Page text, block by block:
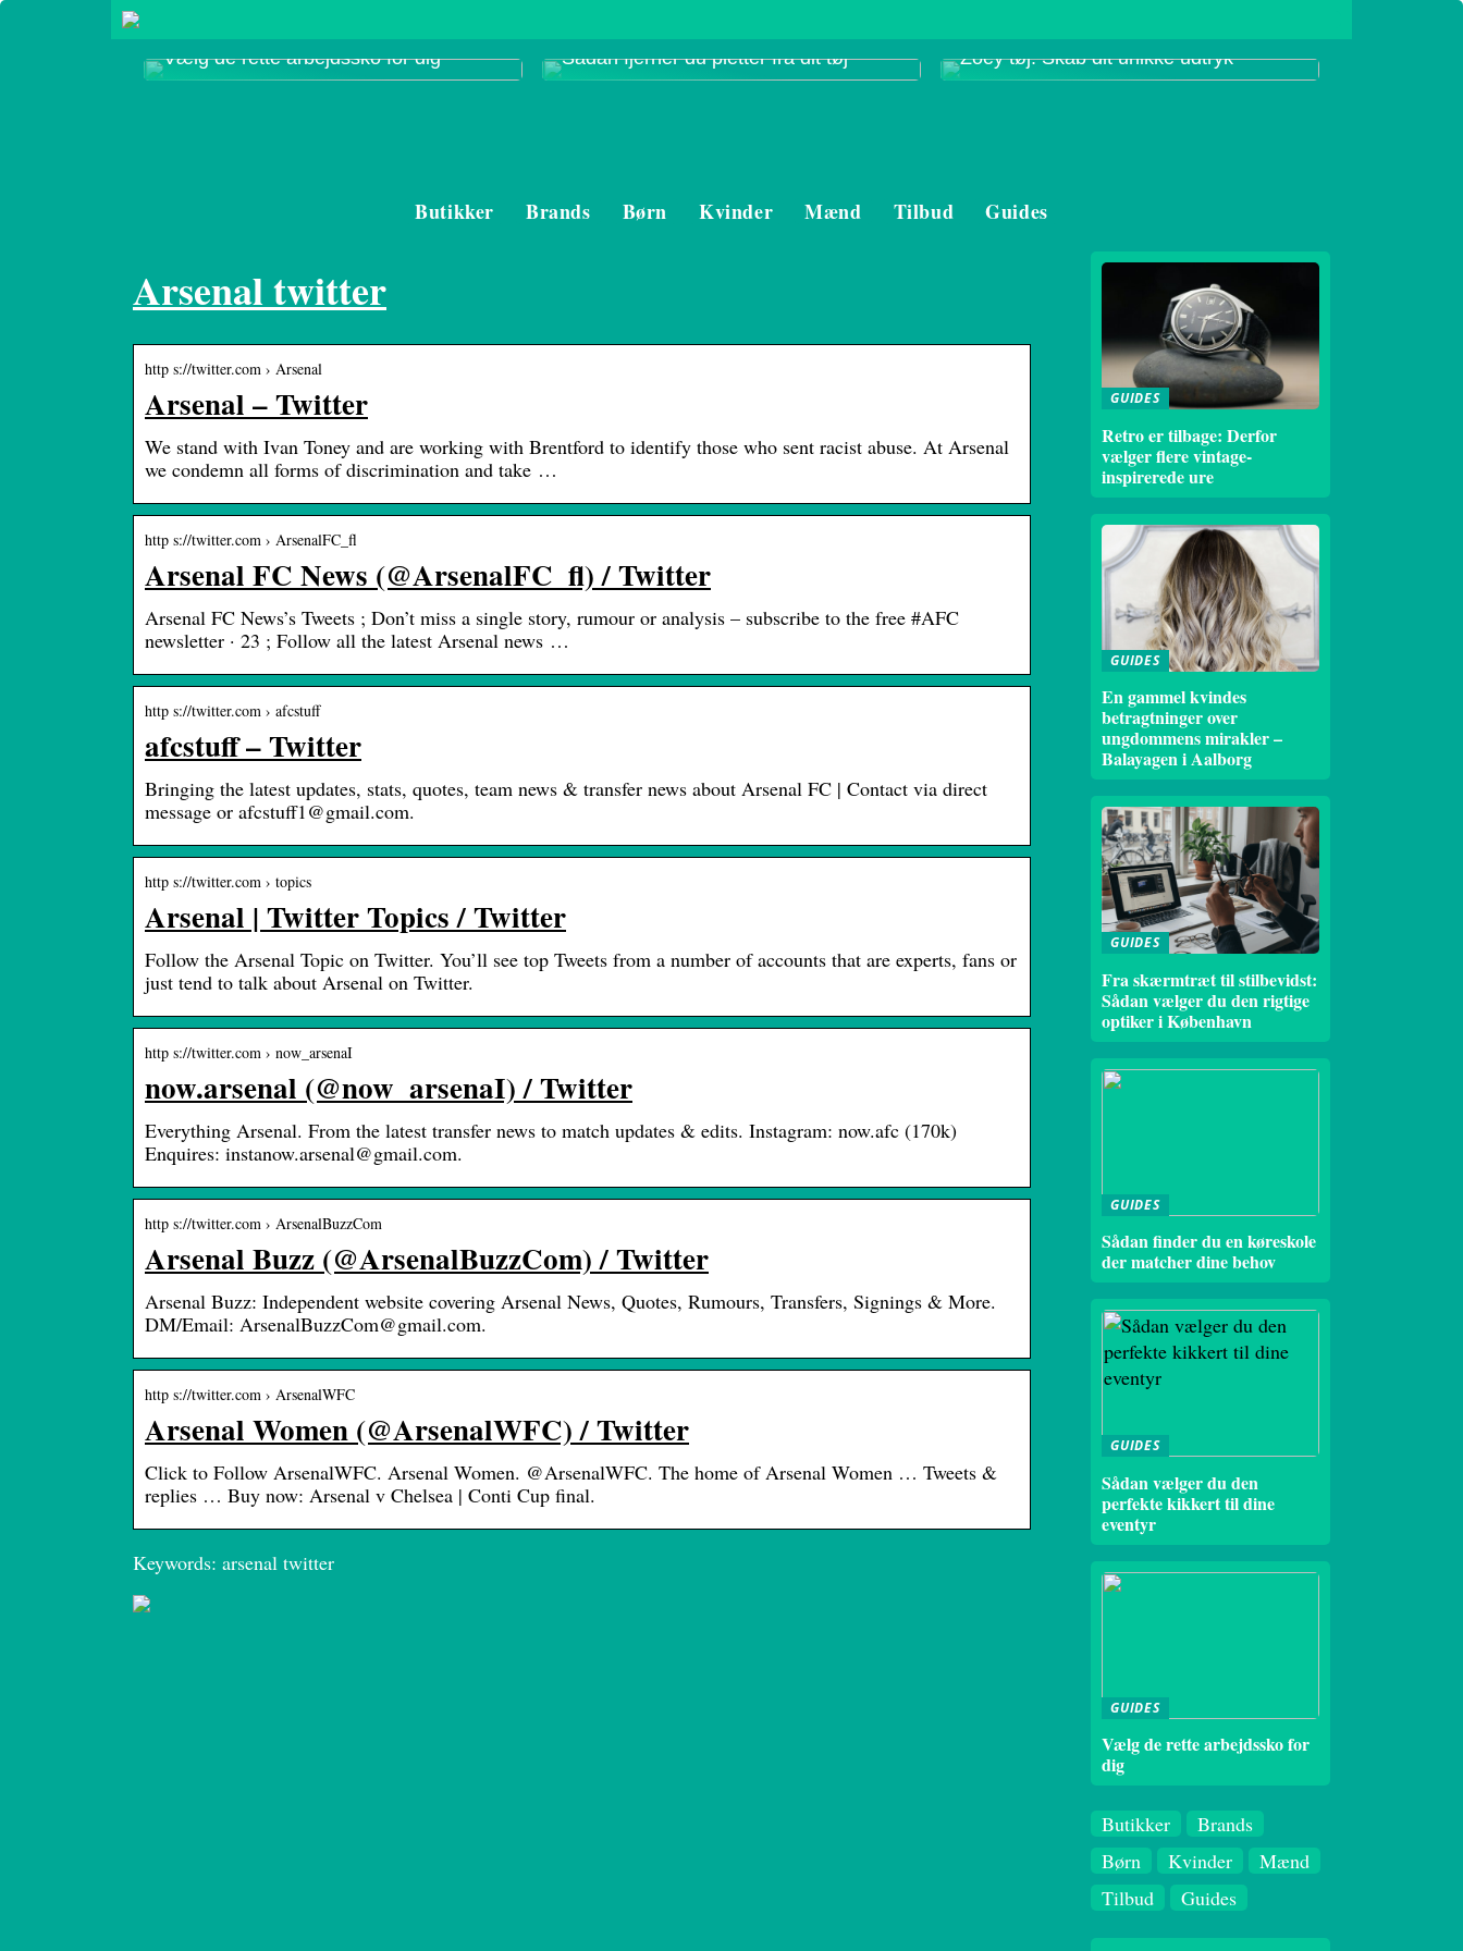
Vælg de rette arbejdssko for dig Sådan fjerner du pletter fra dit tøj Zoey tøj: Skab dit unikke udtryk
Butikker Brands Børn Kvinder Mænd Tilbud Guides
Arsenal twitter
http s://twitter.com › Arsenal
Arsenal – Twitter
We stand with Ivan Toney and are working with Brentford to identify those who sent racist abuse. At Arsenal
we condemn all forms of discrimination and take …
http s://twitter.com › ArsenalFC_fl
Arsenal FC News (@ArsenalFC_fl) / Twitter
Arsenal FC News’s Tweets ; Don’t miss a single story, rumour or analysis – subscribe to the free #AFC
newsletter · 23 ; Follow all the latest Arsenal news …
http s://twitter.com › afcstuff
afcstuff – Twitter
Bringing the latest updates, stats, quotes, team news & transfer news about Arsenal FC | Contact via direct
message or afcstuff1@gmail.com.
http s://twitter.com › topics
Arsenal | Twitter Topics / Twitter
Follow the Arsenal Topic on Twitter. You’ll see top Tweets from a number of accounts that are experts, fans or
just tend to talk about Arsenal on Twitter.
http s://twitter.com › now_arsenaI
now.arsenal (@now_arsenaI) / Twitter
Everything Arsenal. From the latest transfer news to match updates & edits. Instagram: now.afc (170k)
Enquires: instanow.arsenal@gmail.com.
http s://twitter.com › ArsenalBuzzCom
Arsenal Buzz (@ArsenalBuzzCom) / Twitter
Arsenal Buzz: Independent website covering Arsenal News, Quotes, Rumours, Transfers, Signings & More.
DM/Email: ArsenalBuzzCom@gmail.com.
http s://twitter.com › ArsenalWFC
Arsenal Women (@ArsenalWFC) / Twitter
Click to Follow ArsenalWFC. Arsenal Women. @ArsenalWFC. The home of Arsenal Women … Tweets &
replies … Buy now: Arsenal v Chelsea | Conti Cup final.
Keywords: arsenal twitter
GUIDES
Retro er tilbage: Derfor
vælger flere vintage-
inspirerede ure
GUIDES
En gammel kvindes
betragtninger over
ungdommens mirakler –
Balayagen i Aalborg
GUIDES
Fra skærmtræt til stilbevidst:
Sådan vælger du den rigtige
optiker i København
GUIDES
Sådan finder du en køreskole
der matcher dine behov
GUIDES
Sådan vælger du den
perfekte kikkert til dine
eventyr
GUIDES
Vælg de rette arbejdssko for
dig
Butikker
Brands
Børn
Kvinder
Mænd
Tilbud
Guides